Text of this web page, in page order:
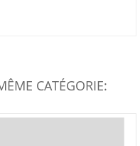
CATÉGORIE: